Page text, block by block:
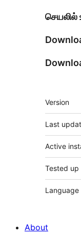
செயலில்
Meta
Version
Last
Active
Tested up
Language
About